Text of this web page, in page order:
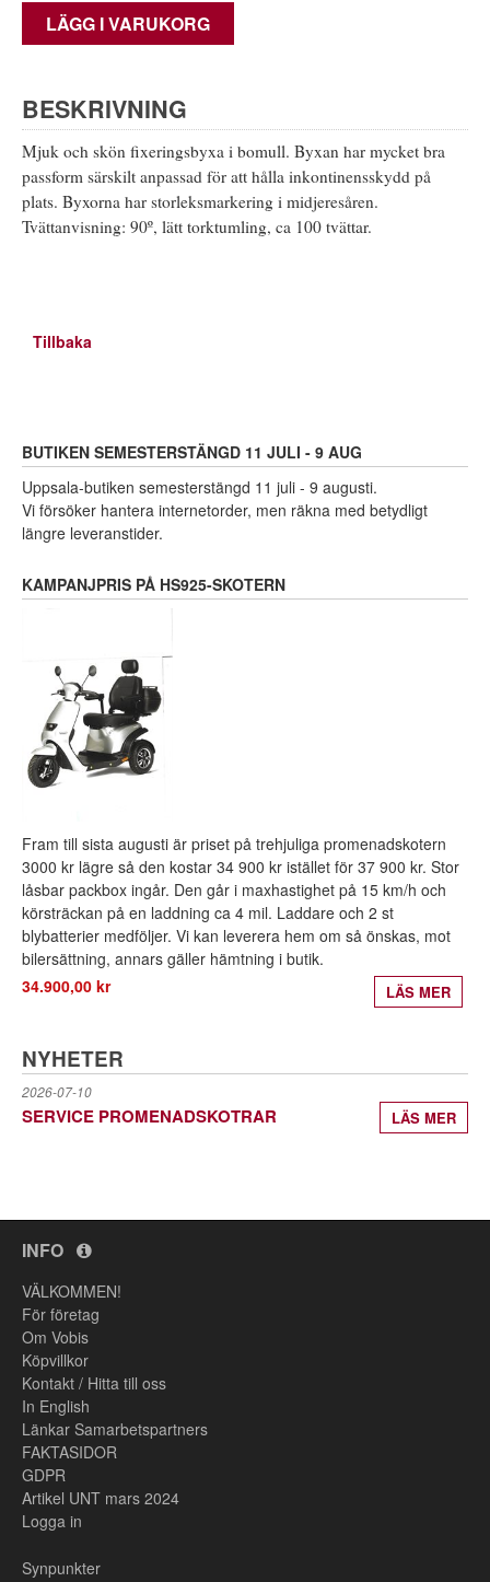
LÄGG I VARUKORG
BESKRIVNING
Mjuk och skön fixeringsbyxa i bomull. Byxan har mycket bra
passform särskilt anpassad för att hålla inkontinensskydd på
plats. Byxorna har storleksmarkering i midjeresåren.
Tvättanvisning: 90º, lätt torktumling, ca 100 tvättar.
Tillbaka
BUTIKEN SEMESTERSTÄNGD 11 JULI - 9 AUG
Uppsala-butiken semesterstängd 11 juli - 9 augusti.
Vi försöker hantera internetorder, men räkna med betydligt
längre leveranstider.
KAMPANJPRIS PÅ HS925-SKOTERN
Fram till sista augusti är priset på trehjuliga promenadskotern
3000 kr lägre så den kostar 34 900 kr istället för 37 900 kr. Stor
låsbar packbox ingår. Den går i maxhastighet på 15 km/h och
körsträckan på en laddning ca 4 mil. Laddare och 2 st
blybatterier medföljer. Vi kan leverera hem om så önskas, mot
bilersättning, annars gäller hämtning i butik.
34.900,00 kr
LÄS MER
NYHETER
2026-07-10
SERVICE PROMENADSKOTRAR LÄS MER
INFO
VÄLKOMMEN!
För företag
Om Vobis
Köpvillkor
Kontakt / Hitta till oss
In English
Länkar Samarbetspartners
FAKTASIDOR
GDPR
Artikel UNT mars 2024
Logga in
Synpunkter